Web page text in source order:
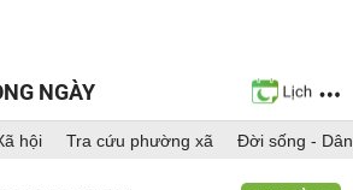
NGÀY
hội Tra cứu phường xã Đời sống -